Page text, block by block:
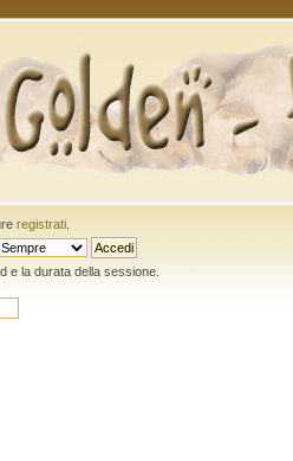
registrati.
e la durata della sessione.